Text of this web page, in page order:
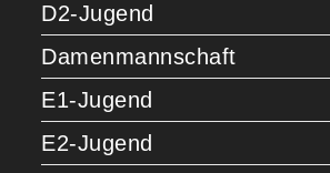
D2-Jugend
Damenmannschaft
E1-Jugend
E2-Jugend